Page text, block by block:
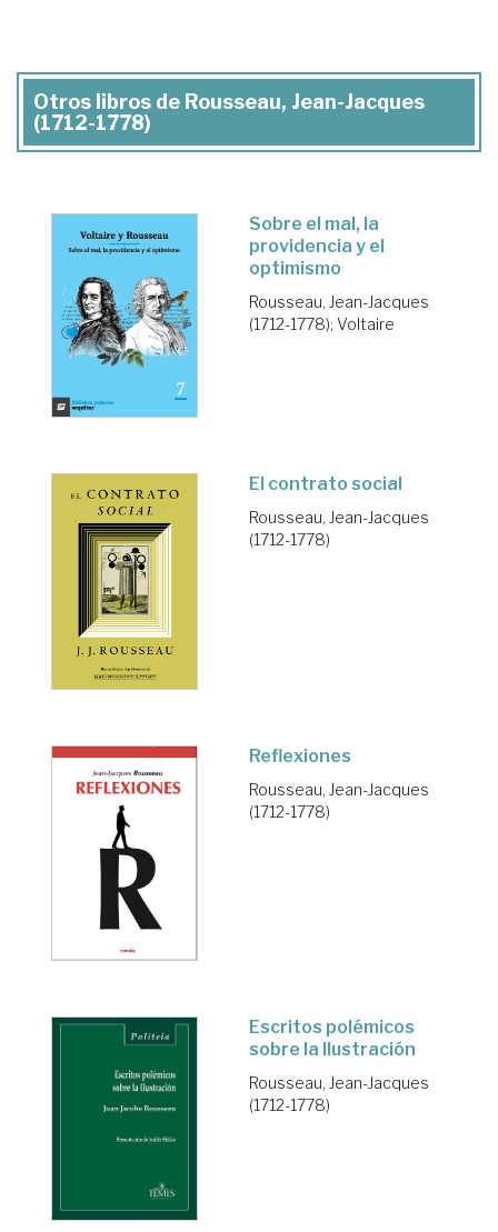
Otros libros de Rousseau, Jean-Jacques
(1712-1778)
Sobre el mal, la
providencia y el
optimismo
Rousseau, Jean-Jacques
(1712-1778); Voltaire
El contrato social
Rousseau, Jean-Jacques
(1712-1778)
Reflexiones
Rousseau, Jean-Jacques
(1712-1778)
Escritos polémicos
sobre la Ilustración
Rousseau, Jean-Jacques
(1712-1778)